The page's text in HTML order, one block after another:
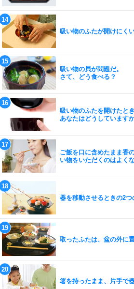
吸い物のふたが開けにく
吸い物の貝が問題だ。
さて、どう食べる？
吸い物のふたを開けたとき
あなたはどうしていますか
ご飯を口に含めたまま香
い物をいただくのはよくな
器を移動させるときの2つ
取ったふたは、盆の外に
箸を持ったまま、片手で